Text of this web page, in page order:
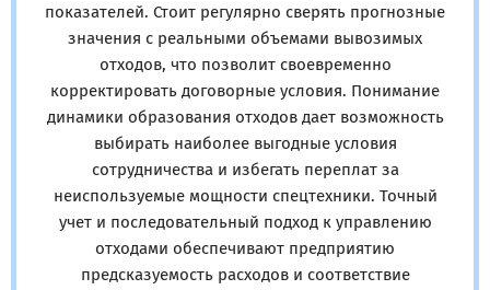
показателей. Стоит регулярно сверять прогнозные
значения с реальными объемами вывозимых
отходов, что позволит своевременно
корректировать договорные условия. Понимание
динамики образования отходов дает возможность
выбирать наиболее выгодные условия
сотрудничества и избегать переплат за
неиспользуемые мощности спецтехники. Точный
учет и последовательный подход к управлению
отходами обеспечивают предприятию
предсказуемость расходов и соответствие